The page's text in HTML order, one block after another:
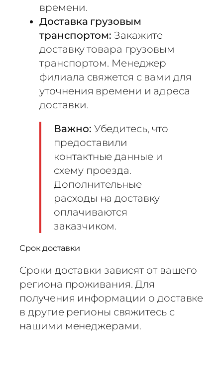
времени.
Доставка грузовым
транспортом: Закажите
доставку товара грузовым
транспортом. Менеджер
филиала свяжется с вами для
уточнения времени и адреса
доставки.
Важно: Убедитесь, что
предоставили
контактные данные и
схему проезда.
Дополнительные
расходы на доставку
оплачиваются
заказчиком.
Срок доставки
Сроки доставки зависят от вашего
региона проживания. Для
получения информации о доставке
в другие регионы свяжитесь с
нашими менеджерами.